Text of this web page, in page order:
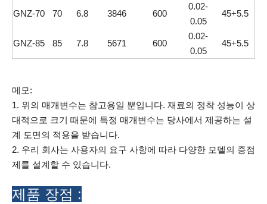
GNZ-70 70 6.8 3846 600
0.02-
0.05
45+5.5
GNZ-85 85 7.8 5671 600
0.02-
0.05
45+5.5
메모:
1. 위의 매개변수는 참고용일 뿐입니다. 재료의 정착 성능이 상
대적으로 크기 때문에 특정 매개변수는 당사에서 제공하는 설
계 도면의 적용을 받습니다.
2. 우리 회사는 사용자의 요구 사항에 따라 다양한 모델의 증점
제를 설계할 수 있습니다.
제품 장점 :